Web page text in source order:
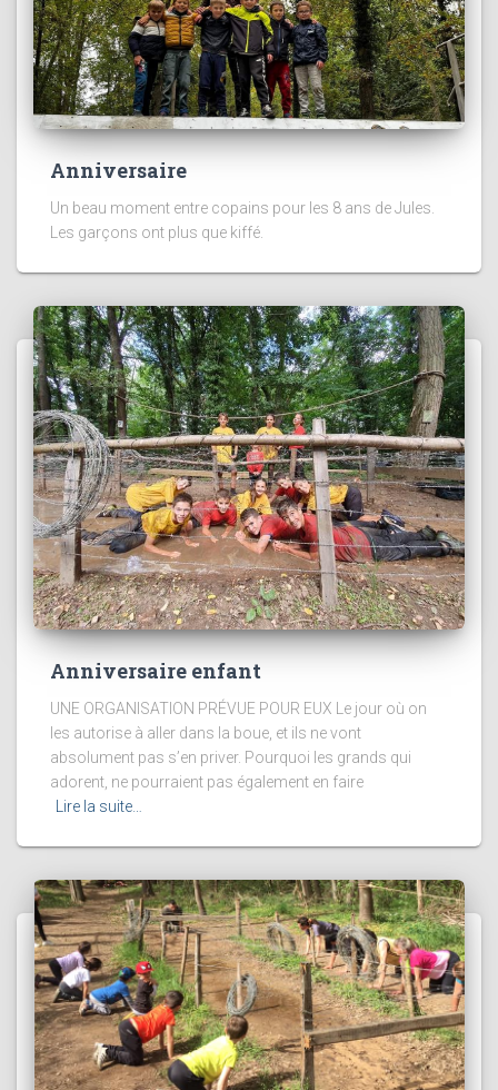
Anniversaire
Un beau moment entre copains pour les 8 ans de Jules.
Les garçons ont plus que kiffé.
Anniversaire enfant
UNE ORGANISATION PRÉVUE POUR EUX Le jour où on
les autorise à aller dans la boue, et ils ne vont
absolument pas s’en priver. Pourquoi les grands qui
adorent, ne pourraient pas également en faire
Lire la suite…